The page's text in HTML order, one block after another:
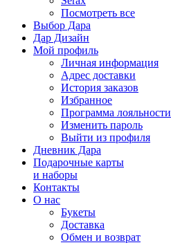
Посмотреть все
Выбор Дара
Дар Дизайн
Мой профиль
Личная информация
Адрес доставки
История заказов
Избранное
Программа лояльности
Изменить пароль
Выйти из профиля
Дневник Дара
Подарочные карты
и наборы
Контакты
О нас
Букеты
Доставка
Обмен и возврат